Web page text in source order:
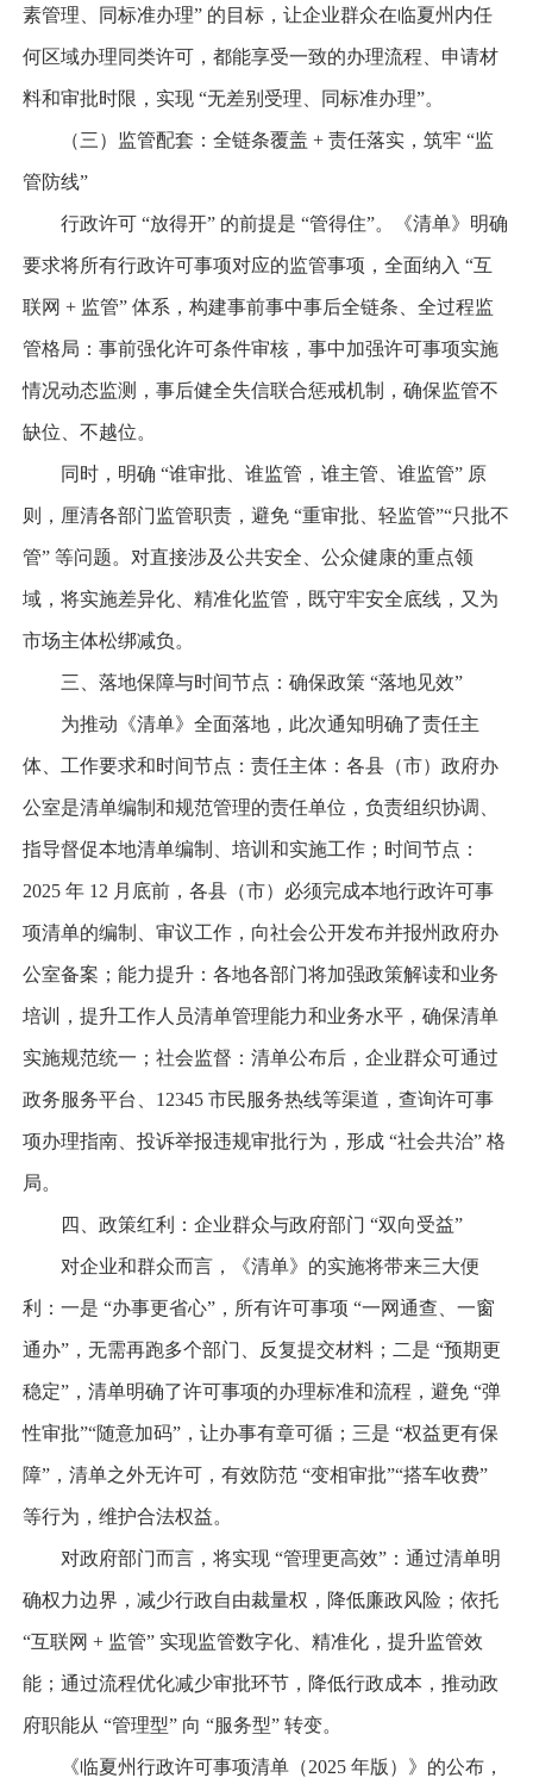
素管理、同标准办理” 的目标，让企业群众在临夏州内任
何区域办理同类许可，都能享受一致的办理流程、申请材
料和审批时限，实现 “无差别受理、同标准办理”。
（三）监管配套：全链条覆盖 + 责任落实，筑牢 “监
管防线”
行政许可 “放得开” 的前提是 “管得住”。《清单》明确
要求将所有行政许可事项对应的监管事项，全面纳入 “互
联网 + 监管” 体系，构建事前事中事后全链条、全过程监
管格局：事前强化许可条件审核，事中加强许可事项实施
情况动态监测，事后健全失信联合惩戒机制，确保监管不
缺位、不越位。
同时，明确 “谁审批、谁监管，谁主管、谁监管” 原
则，厘清各部门监管职责，避免 “重审批、轻监管”“只批不
管” 等问题。对直接涉及公共安全、公众健康的重点领
域，将实施差异化、精准化监管，既守牢安全底线，又为
市场主体松绑减负。
三、落地保障与时间节点：确保政策 “落地见效”
为推动《清单》全面落地，此次通知明确了责任主
体、工作要求和时间节点：责任主体：各县（市）政府办
公室是清单编制和规范管理的责任单位，负责组织协调、
指导督促本地清单编制、培训和实施工作；时间节点：
2025 年 12 月底前，各县（市）必须完成本地行政许可事
项清单的编制、审议工作，向社会公开发布并报州政府办
公室备案；能力提升：各地各部门将加强政策解读和业务
培训，提升工作人员清单管理能力和业务水平，确保清单
实施规范统一；社会监督：清单公布后，企业群众可通过
政务服务平台、12345 市民服务热线等渠道，查询许可事
项办理指南、投诉举报违规审批行为，形成 “社会共治” 格
局。
四、政策红利：企业群众与政府部门 “双向受益”
对企业和群众而言，《清单》的实施将带来三大便
利：一是 “办事更省心”，所有许可事项 “一网通查、一窗
通办”，无需再跑多个部门、反复提交材料；二是 “预期更
稳定”，清单明确了许可事项的办理标准和流程，避免 “弹
性审批”“随意加码”，让办事有章可循；三是 “权益更有保
障”，清单之外无许可，有效防范 “变相审批”“搭车收费”
等行为，维护合法权益。
对政府部门而言，将实现 “管理更高效”：通过清单明
确权力边界，减少行政自由裁量权，降低廉政风险；依托
“互联网 + 监管” 实现监管数字化、精准化，提升监管效
能；通过流程优化减少审批环节，降低行政成本，推动政
府职能从 “管理型” 向 “服务型” 转变。
《临夏州行政许可事项清单（2025 年版）》的公布，